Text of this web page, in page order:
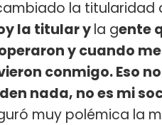
la titularidad
la titular yla gente
y cuando
conmigo. Eso
nada, no es mi
muy polémica la